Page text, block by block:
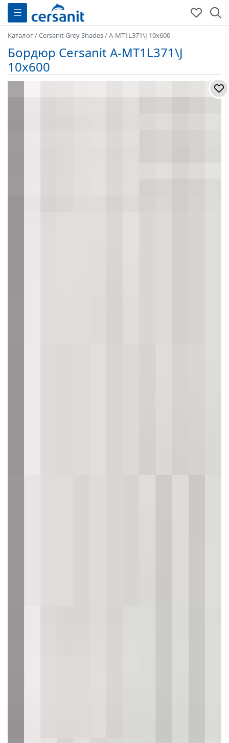
Каталог/Cersanit Grey Shades/A-MT1L371\J 10x600
Бордюр Cersanit A-MT1L371\J
10x600